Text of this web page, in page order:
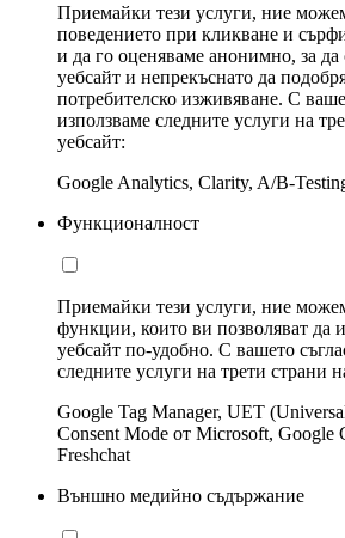
Приемайки тези услуги, ние
поведението при кликване и
и да го оценяваме анонимно, за
уебсайт и непрекъснато да
потребителско изживяване. С
използваме следните услуги на
уебсайт:
Google Analytics, Clarity, A/B-
Функционалност
Приемайки тези услуги, ние
функции, които ви позволяват да
уебсайт по-удобно. С вашето
следните услуги на трети страни
Google Tag Manager, UET
Consent Mode от Microsoft, Google
Freshchat
Външно медийно съдържание